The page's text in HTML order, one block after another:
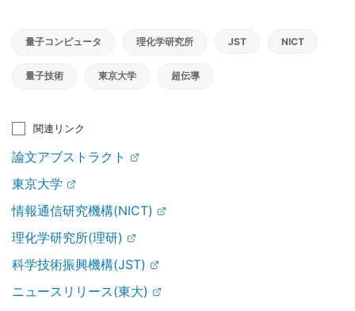
量子コンピュータ 理化学研究所 JST NICT
量子技術 東京大学 超伝導
関連リンク
論文アブストラクト
東京大学
情報通信研究機構(NICT)
理化学研究所(理研)
科学技術振興機構(JST)
ニュースリリース(東大)